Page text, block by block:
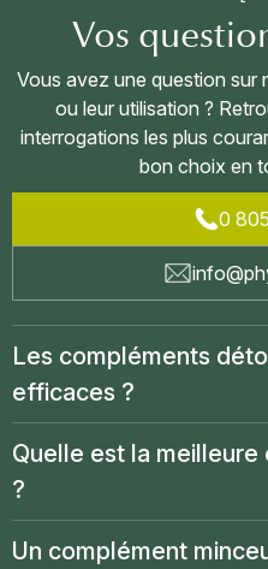
Vos
Vous avez une question sur
ou leur utilisation ?
interrogations les plus
bon choix en
0
Les compléments
efficaces ?
Quelle est la
?
Un complément